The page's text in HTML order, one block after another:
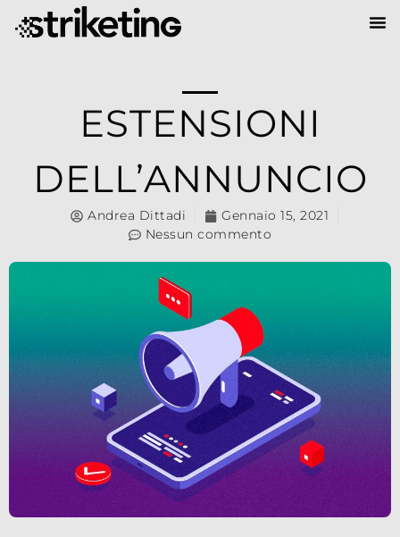
ESTENSIONI
DELL’ANNUNCIO
Andrea Dittadi
Gennaio 15, 2021
Nessun commento